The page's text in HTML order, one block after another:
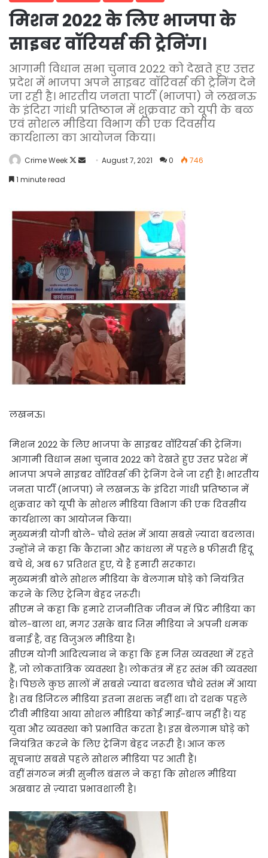
मिशन 2022 के लिए भाजपा के
साइबर वॉरियर्स की ट्रेनिंग।
आगामी विधान सभा चुनाव 2022 को देखते हुए उत्तर
प्रदेश में भाजपा अपने साइबर वॉरिवर्स की ट्रेनिंग देने
जा रही है। भारतीय जनता पार्टी (भाजपा) ने लखनऊ
के इंदिरा गांधी प्रतिष्ठान में शुक्रवार को यूपी के बळ
एवं सोशल मीडिया विभाग की एक दिवसीय
कार्यशाला का आयोजन किया।
Crime Week
Follow
SendAugust 7, 2021 0
746
1 minute read
लखनऊ।
मिशन 2022 के लिए भाजपा के साइबर वॉरियर्स की ट्रेनिंग।
आगामी विधान सभा चुनाव 2022 को देखते हुए उत्तर प्रदेश में
भाजपा अपने साइबर वॉरिवर्स की ट्रेनिंग देने जा रही है। भारतीय
जनता पार्टी (भाजपा) ने लखनऊ के इंदिरा गांधी प्रतिष्ठान में
शुक्रवार को यूपी के सोशल मीडिया विभाग की एक दिवसीय
कार्यशाला का आयोजन किया।
मुख्यमंत्री योगी बोले- चौथे स्तंभ में आया सबसे ज़्यादा बदलाव।
उन्होंने ने कहा कि कैराना और कांधला में पहले 8 फीसदी हिंदू
बचे थे, अब 67 प्रतिशत हुए, ये है हमारी सरकार।
मुख्यमंत्री बोले सोशल मीडिया के बेलगाम घोड़े को नियंत्रित
करने के लिए ट्रेनिग बेहद ज़रूरी।
सीएम ने कहा कि हमारे राजनीतिक जीवन में प्रिंट मीडिया का
बोल-बाला था, मगर उसके बाद जिस मीडिया ने अपनी धमक
बनाई है, वह विजुअल मीडिया है।
सीएम योगी आदित्यनाथ ने कहा कि हम जिस व्यवस्था में रहते
हैं, जो लोकतांत्रिक व्यवस्था है। लोकतंत्र में हर स्तंभ की व्यवस्था
है। पिछले कुछ सालों में सबसे ज्यादा बदलाव चौथे स्तंभ में आया
है। तब डिजिटल मीडिया इतना सशक्त नहीं था। दो दशक पहले
टीवी मीडिया आया सोशल मीडिया कोई माई-बाप नहीं है। यह
युवा और व्यवस्था को प्रभावित करता है। इस बेलगाम घोड़े को
नियंत्रित करने के लिए ट्रेनिंग बेहद जरूरी है। आज कल
सूचनाएं सबसे पहले सोशल मीडिया पर आती हैं।
वहीं संगठन मंत्री सुनील बंसल ने कहा कि सोशल मीडिया
अखबार से ज़्यादा प्रभावशाली है।